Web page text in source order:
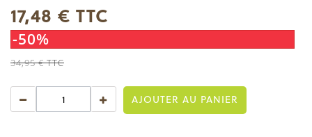
17,48 € TTC
-50%
34,95 €TTC
AJOUTER AU PANIER